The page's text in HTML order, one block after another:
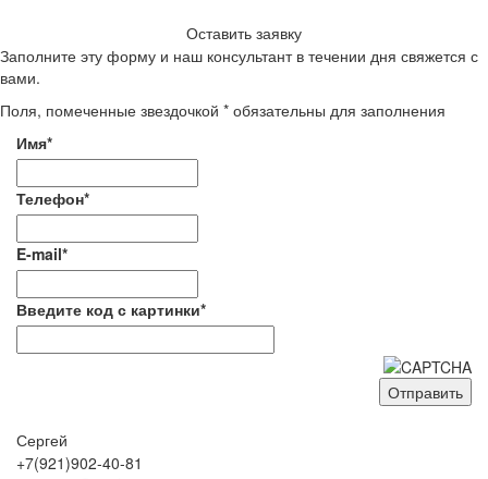
Оставить заявку
Заполните эту форму и наш консультант в течении дня свяжется с
вами.
Поля, помеченные звездочкой * обязательны для заполнения
Имя*
Телефон*
E-mail*
Введите код с картинки*
Сергей
+7(921)902-40-81